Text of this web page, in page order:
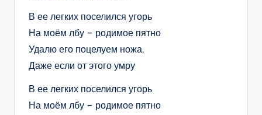
В ее легких поселился угорь
На моём лбу – родимое пятно
Удалю его поцелуем ножа,
Даже если от этого умру
В ее легких поселился угорь
На моём лбу – родимое пятно